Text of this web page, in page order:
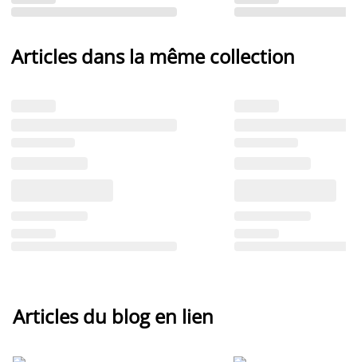
Articles dans la même collection
Articles du blog en lien